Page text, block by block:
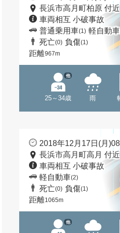
長浜市高月町柏原 付近
車両相互 小破事故
普通乗用車(1) 軽自動車
死亡(0) 負傷(1)
距離967m
25～34歳
他
雨
2018年12月17日(月
長浜市高月町高月 付近
車両相互 小破事故
軽自動車(2)
死亡(0) 負傷(1)
距離1065m
他